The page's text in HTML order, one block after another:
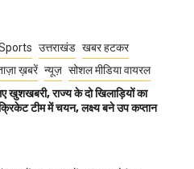
उत्तराखंड खबर हटकर
ख़बरें न्यूज़ सोशल मीडिया वायरल
खुशखबरी, राज्य के दो खिलाड़ियों का
टीम में चयन, लक्ष्य बने उप कप्तान